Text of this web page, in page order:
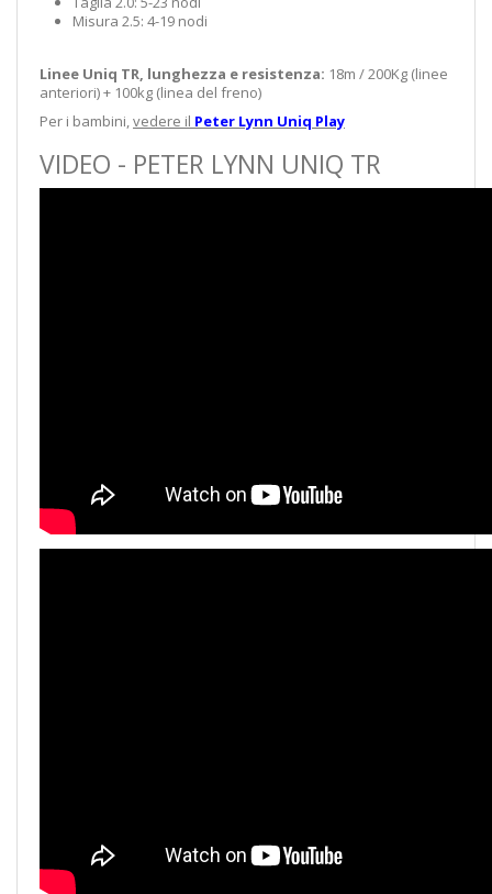
Misura 2.5: 4-19 nodi
Linee Uniq TR, lunghezza e resistenza: 18m / 200Kg (linee
anteriori) + 100kg (linea del freno)
Per i bambini,vedere il Peter Lynn Uniq Play
VIDEO - PETER LYNN UNIQ TR